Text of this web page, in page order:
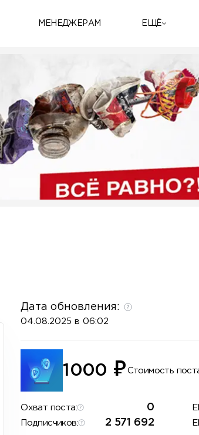
МЕНЕДЖЕРАМ ЕЩЁ
Дата обновления:
04.08.2025 в 06:02
1000 ₽ Стоимость
Охват поста: 0
Подписчиков: 2 571 692